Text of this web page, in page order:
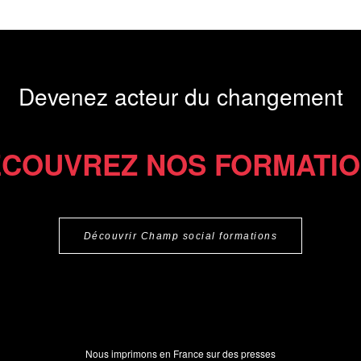
Devenez acteur du changement
NOS
Découvrir Champ social formations
Nous imprimons en France sur des presses